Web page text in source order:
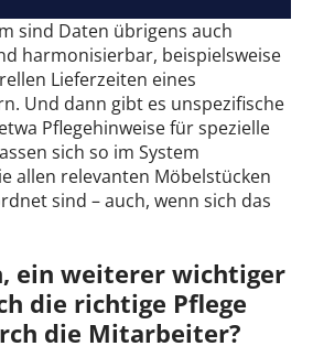
sind Daten übrigens auch
harmonisierbar, beispielsweise
Lieferzeiten eines
Und dann gibt es unspezifische
Pflegehinweise für spezielle
sich so im System
allen relevanten Möbelstücken
sind – auch, wenn sich das
ein weiterer wichtiger
die richtige Pflege
die Mitarbeiter?